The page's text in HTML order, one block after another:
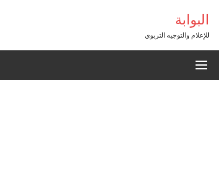
contenu
البوابة
للإعلام والتوجيه التربوي